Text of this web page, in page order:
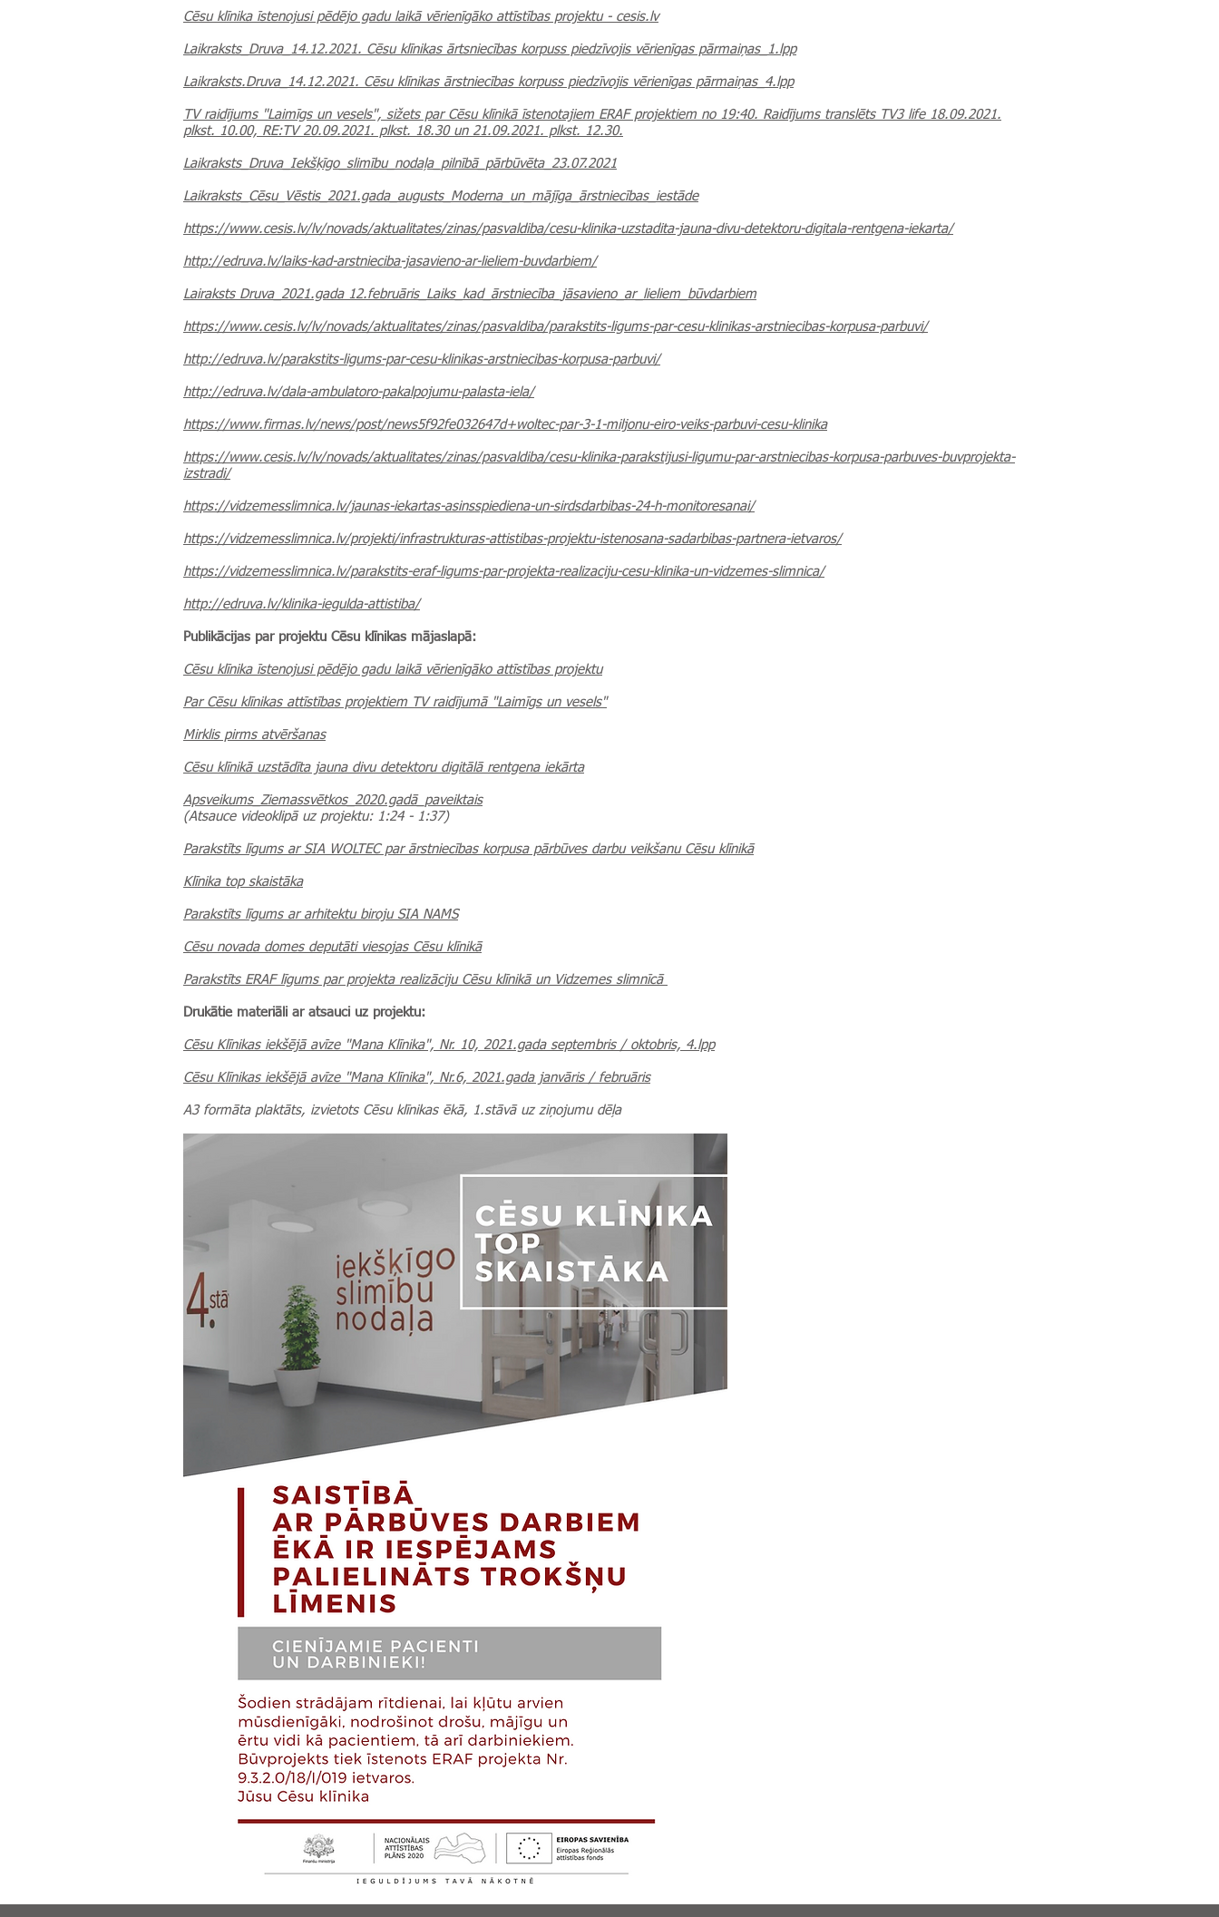
Cēsu klīnika īstenojusi pēdējo gadu laikā vērienīgāko attīstības projektu - cesis.lv
Laikraksts_Druva_14.12.2021. Cēsu klīnikas ārtsniecības korpuss piedzīvojis vērienīgas pārmaiņas_1.lpp
Laikraksts.Druva_14.12.2021. Cēsu klīnikas ārstniecības korpuss piedzīvojis vērienīgas pārmaiņas_4.lpp
TV raidījums "Laimīgs un vesels", sižets par Cēsu klīnikā īstenotajiem ERAF projektiem no 19:40. Raidījums translēts TV3 life 18.09.2021.
plkst. 10.00, RE:TV 20.09.2021. plkst. 18.30 un 21.09.2021. plkst. 12.30.
Laikraksts_Druva_Iekšķīgo_slimību_nodaļa_pilnībā_pārbūvēta_23.07.2021
Laikraksts_Cēsu_Vēstis_2021.gada_augusts_Moderna_un_mājīga_ārstniecības_iestāde
https://www.cesis.lv/lv/novads/aktualitates/zinas/pasvaldiba/cesu-klinika-uzstadita-jauna-divu-detektoru-digitala-rentgena-iekarta/
http://edruva.lv/laiks-kad-arstnieciba-jasavieno-ar-lieliem-buvdarbiem/
Lairaksts Druva_2021.gada 12.februāris_Laiks_kad_ārstniecība_jāsavieno_ar_lieliem_būvdarbiem
https://www.cesis.lv/lv/novads/aktualitates/zinas/pasvaldiba/parakstits-ligums-par-cesu-klinikas-arstniecibas-korpusa-parbuvi/
http://edruva.lv/parakstits-ligums-par-cesu-klinikas-arstniecibas-korpusa-parbuvi/
http://edruva.lv/dala-ambulatoro-pakalpojumu-palasta-iela/
https://www.firmas.lv/news/post/news5f92fe032647d+woltec-par-3-1-miljonu-eiro-veiks-parbuvi-cesu-klinika
https://www.cesis.lv/lv/novads/aktualitates/zinas/pasvaldiba/cesu-klinika-parakstijusi-ligumu-par-arstniecibas-korpusa-parbuves-buvprojekta-
izstradi/
https://vidzemesslimnica.lv/jaunas-iekartas-asinsspiediena-un-sirdsdarbibas-24-h-monitoresanai/
https://vidzemesslimnica.lv/projekti/infrastrukturas-attistibas-projektu-istenosana-sadarbibas-partnera-ietvaros/
https://vidzemesslimnica.lv/parakstits-eraf-ligums-par-projekta-realizaciju-cesu-klinika-un-vidzemes-slimnica/
http://edruva.lv/klinika-iegulda-attistiba/
Publikācijas par projektu Cēsu klīnikas mājaslapā:
Cēsu klīnika īstenojusi pēdējo gadu laikā vērienīgāko attīstības projektu
Par Cēsu klīnikas attīstības projektiem TV raidījumā "Laimīgs un vesels"
Mirklis pirms atvēršanas
Cēsu klīnikā uzstādīta jauna divu detektoru digitālā rentgena iekārta
Apsveikums_Ziemassvētkos_2020.gadā_paveiktais
(Atsauce videoklipā uz projektu: 1:24 - 1:37)
Parakstīts līgums ar SIA WOLTEC par ārstniecības korpusa pārbūves darbu veikšanu Cēsu klīnikā
Klīnika top skaistāka
Parakstīts līgums ar arhitektu biroju SIA NAMS
Cēsu novada domes deputāti viesojas Cēsu klīnikā
Parakstīts ERAF līgums par projekta realizāciju Cēsu klīnikā un Vidzemes slimnīcā
Drukātie materiāli ar atsauci uz projektu:
Cēsu Klīnikas iekšējā avīze "Mana Klīnika", Nr. 10, 2021.gada septembris / oktobris, 4.lpp
Cēsu Klīnikas iekšējā avīze "Mana Klīnika", Nr.6, 2021.gada janvāris / februāris​
A3 formāta plaktāts, izvietots Cēsu klīnikas ēkā, 1.stāvā uz ziņojumu dēļa